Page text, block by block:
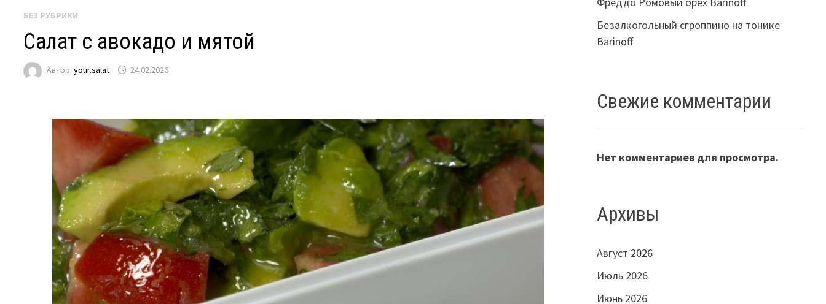
БЕЗ РУБРИКИ
Салат с авокадо и мятой
Автор:your.salat 24.02.2026
Безалкогольный сгроппино на тонике
Barinoff
Свежие комментарии
Нет комментариев для просмотра.
Архивы
Август 2026
Июль 2026
Июнь 2026